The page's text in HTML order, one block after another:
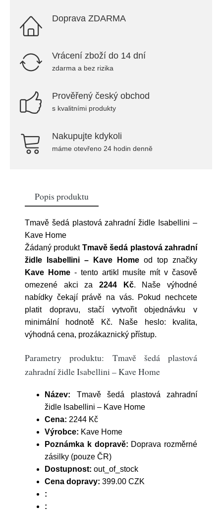
Doprava ZDARMA
Vrácení zboží do 14 dní
zdarma a bez rizika
Prověřený český obchod
s kvalitními produkty
Nakupujte kdykoli
máme otevřeno 24 hodin denně
Popis produktu
Tmavě šedá plastová zahradní židle Isabellini –
Kave Home
Žádaný produkt Tmavě šedá plastová zahradní
židle Isabellini – Kave Home od top značky
Kave Home- tento artikl musíte mít v časově
omezené akci za 2244 Kč. Naše výhodné
nabídky čekají právě na vás. Pokud nechcete
platit dopravu, stačí vytvořit objednávku v
minimální hodnotě Kč. Naše heslo: kvalita,
výhodná cena, prozákaznický přístup.
Parametry produktu: Tmavě šedá plastová
zahradní židle Isabellini – Kave Home
Název: Tmavě šedá plastová zahradní
židle Isabellini – Kave Home
Cena: 2244 Kč
Výrobce: Kave Home
Poznámka k dopravě: Doprava rozměrné
zásilky (pouze ČR)
Dostupnost: out_of_stock
Cena dopravy: 399.00 CZK
:
: